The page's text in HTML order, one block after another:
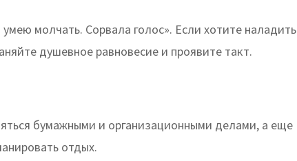
молчать. Сорвала голос». Если хотите наладить
душевное равновесие и проявите такт.
бумажными и организационными делами, а еще
отдых.